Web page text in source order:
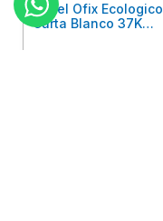
Papel Ofix Ecologico
Carta Blanco 37K